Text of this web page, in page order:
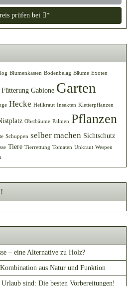
prüfen bei *
Blumenkasten Bodenbelag Bäume Exoten
Fütterung Gabione Garten
Hecke Heilkraut Insekten Kletterpflanzen
Obstbäume Palmen Pflanzen
Schuppen selber machen Sichtschutz
Tiere Tierrettung Tomaten Unkraut Wespen
– eine Alternative zu Holz?
aus Natur und Funktion
sind: Die besten Vorbereitungen!